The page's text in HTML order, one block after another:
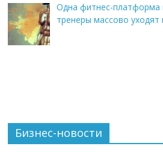
Одна фитнес-платформа
тренеры массово
Бизнес-новости